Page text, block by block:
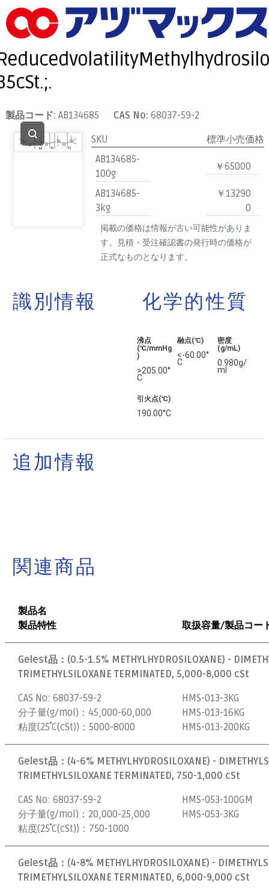
メニュー
お気に入り
カート
マイアカウント
主要取扱ブランド
代理店一覧
製品コード: AB134685 CAS No: 68037-59-2
SKU
標準小売価格
AB134685-
100g
￥65000
AB134685-
3kg
￥13290
0
掲載の価格は情報が古い可能性がありま
す。見積・受注確認書の発行時の価格が
正式なものとなります。
識別情報 化学的性質
沸点
(℃/mmHg
)
>205.00°
C
融点(℃)
<-60.00°
C
密度
(g/mL)
0.980g/
ml
引火点(℃)
190.00°C
追加情報
関連商品
製品名
製品特性
取扱容量/製品コー
Gelest品： (0.5-1.5% METHYLHYDROSILOXANE) -
TRIMETHYLSILOXANE TERMINATED, 5,000-8,000 cSt
CAS No:68037-59-2
分子量(g/mol)： 45,000-60,000
粘度(25˚C(cSt))：5000-8000
HMS-013-3KG
HMS-013-16KG
HMS-013-200KG
Gelest品： (4-6% METHYLHYDROSILOXANE) -
TRIMETHYLSILOXANE TERMINATED, 750-1,000 cSt
CAS No:68037-59-2
分子量(g/mol)： 20,000-25,000
粘度(25˚C(cSt))： 750-1000
HMS-053-100GM
HMS-053-3KG
Gelest品： (4-8% METHYLHYDROSILOXANE) -
TRIMETHYLSILOXANE TERMINATED, 6,000-9,000 cSt